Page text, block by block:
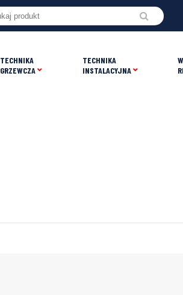
TECHNIKA
GRZEWCZA
TECHNIKA
INSTALACYJNA